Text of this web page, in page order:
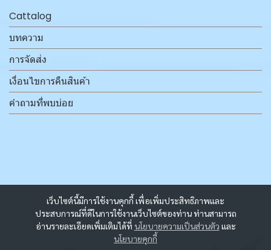
เว็บไซต์นี้มีการใช้งานคุกกี้ เพื่อเพิ่มประสิทธิภาพและ
ประสบการณ์ที่ดีในการใช้งานเว็บไซต์ของท่าน ท่านสามารถ
อ่านรายละเอียดเพิ่มเติมได้ที่ นโยบายความเป็นส่วนตัว และ
นโยบายคุกกี้
Cattalog
บทความ
การจัดส่ง
เงื่อนไขการคืนสินค้า
คำถามที่พบบ่อย